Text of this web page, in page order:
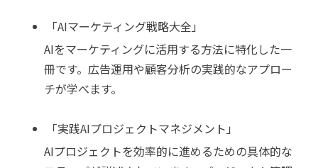
「AIマーケティング戦略大全」
AIをマーケティングに活用する方法に特化した一
冊です。広告運用や顧客分析の実践的なアプロー
チが学べます。
「実践AIプロジェクトマネジメント」
AIプロジェクトを効率的に進めるための具体的な